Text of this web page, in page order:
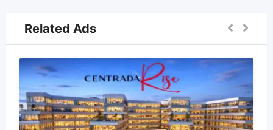
Related Ads